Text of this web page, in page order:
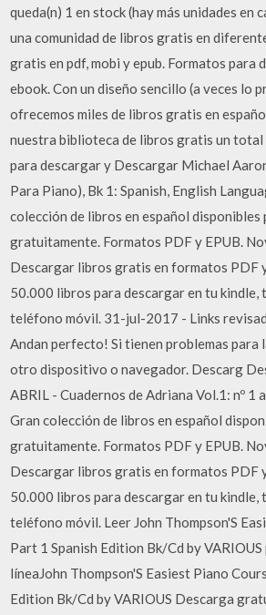
queda(n) 1 en stock (hay más unidades en
una comunidad de libros gratis en
gratis en pdf, mobi y epub. Formatos para
ebook. Con un diseño sencillo (a veces lo
ofrecemos miles de libros gratis en
nuestra biblioteca de libros gratis un total
para descargar y Descargar Michael
Para Piano), Bk 1: Spanish, English
colección de libros en español disponibles
gratuitamente. Formatos PDF y EPUB.
Descargar libros gratis en formatos PDF
50.000 libros para descargar en tu kindle,
teléfono móvil. 31-jul-2017 - Links
Andan perfecto! Si tienen problemas para
otro dispositivo o navegador. Descarg
ABRIL - Cuadernos de Adriana Vol.1: nº 1
Gran colección de libros en español
gratuitamente. Formatos PDF y EPUB.
Descargar libros gratis en formatos PDF
50.000 libros para descargar en tu kindle,
teléfono móvil. Leer John Thompson'S
Part 1 Spanish Edition Bk/Cd by VARIOUS
líneaJohn Thompson'S Easiest Piano
Edition Bk/Cd by VARIOUS Descarga